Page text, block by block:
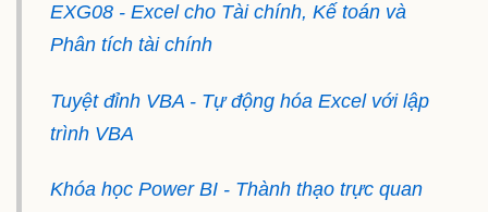
EXG08 - Excel cho Tài chính, Kế toán và
Phân tích tài chính
Tuyệt đỉnh VBA - Tự động hóa Excel với lập
trình VBA
Khóa học Power BI - Thành thạo trực quan